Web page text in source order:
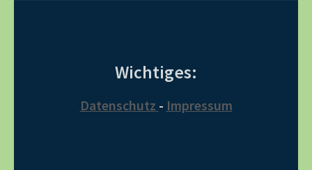
Wichtiges:
Datenschutz - Impressum